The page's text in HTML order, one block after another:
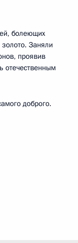
болеющих
Заняли
проявив
отечественным
доброго.